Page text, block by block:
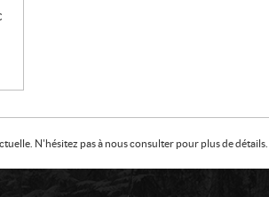
N'hésitez pas à nous consulter pour plus de détails.